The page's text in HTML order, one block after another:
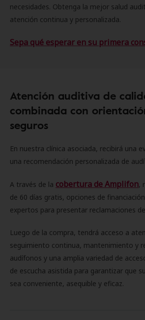
necesidades. Obtenga la mejor salud
atención continua y personalizada.
Sepa qué esperar en su primera
Atención auditiva de
combinada con
seguros
En nuestra clínica asociada, recibirá una
una recomendación personalizada de
A través de la cobertura de Amplifon,
de 60 días gratis, opciones de
expertos para presentar reclamaciones
Luego de la compra, tendrá acceso a
seguimiento continua, mantenimiento y
audífonos y una amplia variedad de
de escucha asistida para garantizar que
sea conveniente, asequible y eficaz.